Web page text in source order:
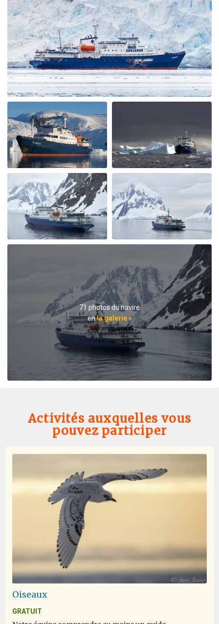
war alles super
par Heidemarie Peter L'Arctique
sehr gute Reise, bin voll zufrieden
Ost-Südgrönland
Alles bestens, viele Erlebnisse, tolle Betreuung und auch
guter Service auf dem Schiff
Einzigartig
par Irene Karpischek L'Arctique
Speziell der Tag im Packeis war ein ganz besonderes
Erlebnis. Gesamte Mannschaft der Plancius und das
Expeditionsteam haben dazu beigetragen, daß wir viel
sehen und erleben, uns wohlfühlen und eine
wunderbare Zeit genießen.
Rund um Spitzbergen
par Jürgen Nill L'Arctique
Ausgezeichnet
71 photos du navire
enla galerie »
Activités auxquelles vous
pouvez participer
Oiseaux
GRATUIT